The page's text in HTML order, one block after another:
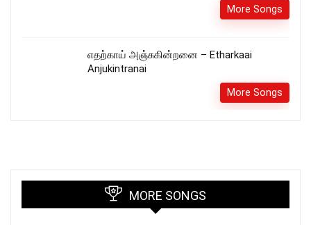
More Songs
எதற்காய் அஞ்சுகின்றனை – Etharkaai
Anjukintranai
More Songs
MORE SONGS